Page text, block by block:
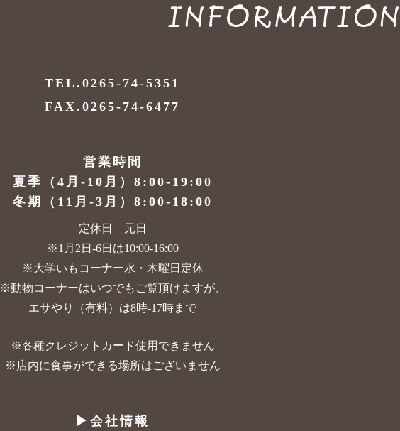
INFORMATION
TEL.0265-74-5351
FAX.0265-74-6477
営業時間
夏季（4月-10月） 8:00-19:00
冬期（11月-3月） 8:00-18:00
定休日 元日
※1月2日-6日は10:00-16:00
※大学いもコーナー水・木曜日定休
※動物コーナーはいつでもご覧頂けますが、
エサやり（有料）は8時-17時まで
※各種クレジットカード使用できません
※店内に食事ができる場所はございません
▶︎会社情報